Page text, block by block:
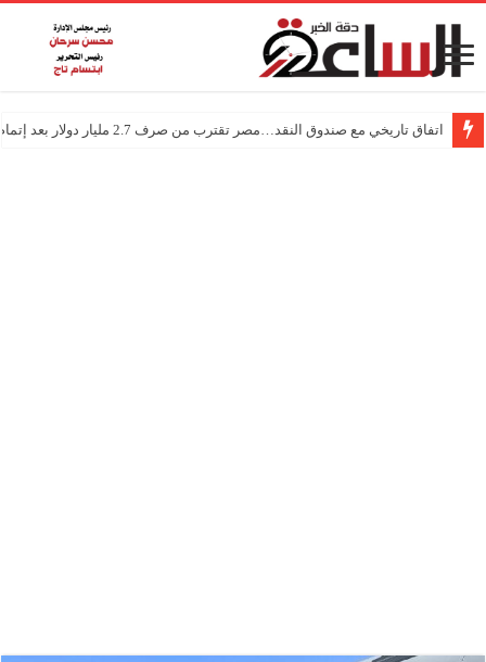
اتفاق تاريخي مع صندوق النقد…مصر تقترب من صرف 2.7 مليار دولار بعد إتمام المراجعتين